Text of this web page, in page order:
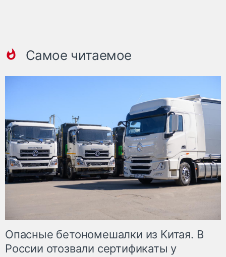
Самое читаемое
Опасные бетономешалки из Китая. В
России отозвали сертификаты у